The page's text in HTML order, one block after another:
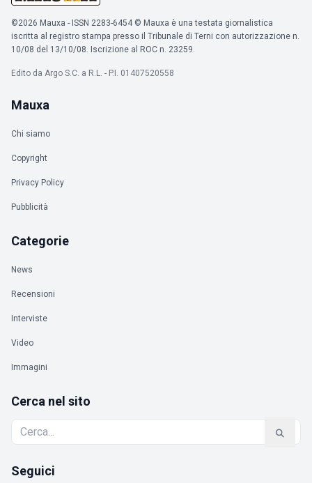
©2026 Mauxa - ISSN 2283-6454 © Mauxa è una testata giornalistica
iscritta al registro stampa presso il Tribunale di Terni con autorizzazione n.
10/08 del 13/10/08. Iscrizione al ROC n. 23259.
Edito da Argo S.C. a R.L. - P.I. 01407520558
Mauxa
Chi siamo
Copyright
Privacy Policy
Pubblicità
Categorie
News
Recensioni
Interviste
Video
Immagini
Cerca nel sito
Seguici